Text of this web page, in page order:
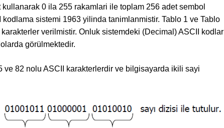
0 ila 255 rakamlari ile toplam 256 adet sembol
sistemi 1963 yilinda tanimlanmistir. Tablo 1 ve Tablo
verilmistir. Onluk sistemdeki (Decimal) ASCII kodlar
görülmektedir.
ve 82 nolu ASCII karakterlerdir ve bilgisayarda ikili sayi